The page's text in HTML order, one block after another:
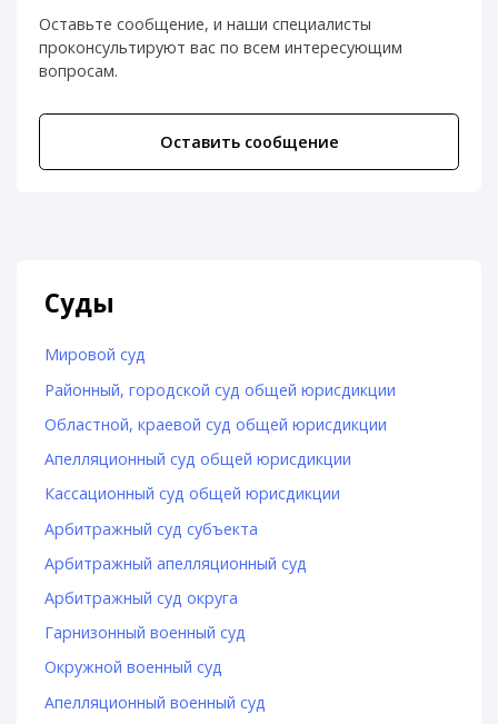
Оставьте сообщение, и наши специалисты
проконсультируют вас по всем интересующим
вопросам.
Оставить сообщение
Суды
Мировой суд
Районный, городской суд общей юрисдикции
Областной, краевой суд общей юрисдикции
Апелляционный суд общей юрисдикции
Кассационный суд общей юрисдикции
Арбитражный суд субъекта
Арбитражный апелляционный суд
Арбитражный суд округа
Гарнизонный военный суд
Окружной военный суд
Апелляционный военный суд